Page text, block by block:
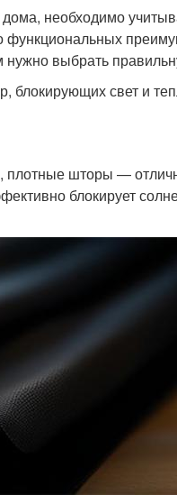
необходимо
функциональных
выбрать
блокирующих свет и
плотные шторы —
блокирует